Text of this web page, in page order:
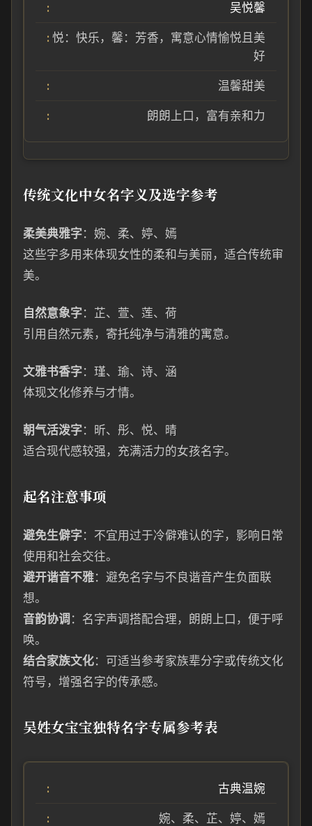
吴悦馨
悦：快乐，馨：芳香，寓意心情愉悦且美
好
温馨甜美
朗朗上口，富有亲和力
传统文化中女名字义及选字参考
柔美典雅字：婉、柔、婷、嫣
这些字多用来体现女性的柔和与美丽，适合传统审
美。
自然意象字：芷、萱、莲、荷
引用自然元素，寄托纯净与清雅的寓意。
文雅书香字：瑾、瑜、诗、涵
体现文化修养与才情。
朝气活泼字：昕、彤、悦、晴
适合现代感较强，充满活力的女孩名字。
起名注意事项
避免生僻字：不宜用过于冷僻难认的字，影响日常
使用和社会交往。
避开谐音不雅：避免名字与不良谐音产生负面联
想。
音韵协调 ：名字声调搭配合理，朗朗上口，便于呼
唤。
结合家族文化：可适当参考家族辈分字或传统文化
符号，增强名字的传承感。
吴姓女宝宝独特名字专属参考表
古典温婉
婉、柔、芷、婷、嫣